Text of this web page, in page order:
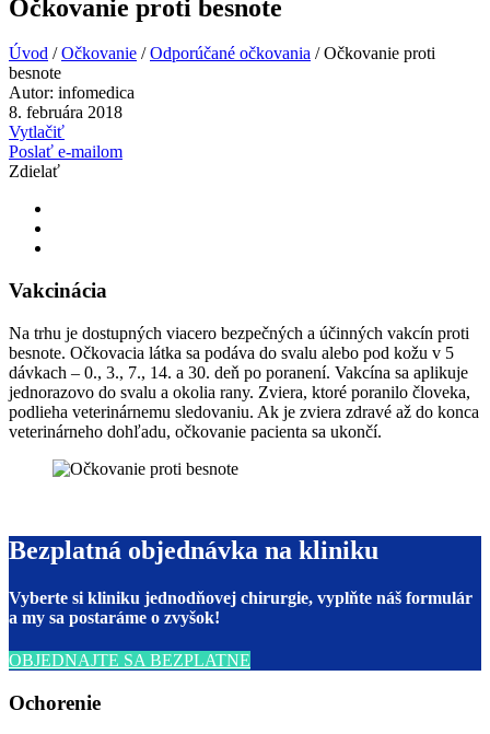
Očkovanie proti besnote
Úvod /Očkovanie /Odporúčané očkovania /Očkovanie proti
besnote
Autor: infomedica
8. februára 2018
Vytlačiť
Poslať e-mailom
Zdielať
Vakcinácia
Na trhu je dostupných viacero bezpečných a účinných vakcín proti
besnote. Očkovacia látka sa podáva do svalu alebo pod kožu v 5
dávkach – 0., 3., 7., 14. a 30. deň po poranení. Vakcína sa aplikuje
jednorazovo do svalu a okolia rany. Zviera, ktoré poranilo človeka,
podlieha veterinárnemu sledovaniu. Ak je zviera zdravé až do konca
veterinárneho dohľadu, očkovanie pacienta sa ukončí.
Bezplatná objednávka na kliniku
Vyberte si kliniku jednodňovej chirurgie, vyplňte náš formulár
a my sa postaráme o zvyšok!
OBJEDNAJTE SA BEZPLATNE
Ochorenie